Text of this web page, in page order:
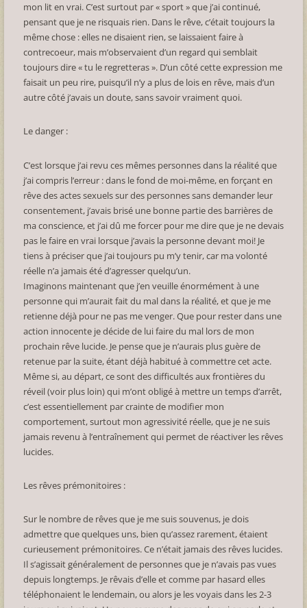
mon lit en vrai. C’est surtout par « sport » que j’ai continué,
pensant que je ne risquais rien. Dans le rêve, c’était toujours la
même chose : elles ne disaient rien, se laissaient faire à
contrecoeur, mais m’observaient d’un regard qui semblait
toujours dire « tu le regretteras ». D’un côté cette expression me
faisait un peu rire, puisqu’il n’y a plus de lois en rêve, mais d’un
autre côté j’avais un doute, sans savoir vraiment quoi.
Le danger :
C’est lorsque j’ai revu ces mêmes personnes dans la réalité que
j’ai compris l’erreur : dans le fond de moi-même, en forçant en
rêve des actes sexuels sur des personnes sans demander leur
consentement, j’avais brisé une bonne partie des barrières de
ma conscience, et j’ai dû me forcer pour me dire que je ne devais
pas le faire en vrai lorsque j’avais la personne devant moi! Je
tiens à préciser que j’ai toujours pu m’y tenir, car ma volonté
réelle n’a jamais été d’agresser quelqu’un.
Imaginons maintenant que j’en veuille énormément à une
personne qui m’aurait fait du mal dans la réalité, et que je me
retienne déjà pour ne pas me venger. Que pour rester dans une
action innocente je décide de lui faire du mal lors de mon
prochain rêve lucide. Je pense que je n’aurais plus guère de
retenue par la suite, étant déjà habitué à commettre cet acte.
Même si, au départ, ce sont des difficultés aux frontières du
réveil (voir plus loin) qui m’ont obligé à mettre un temps d’arrêt,
c’est essentiellement par crainte de modifier mon
comportement, surtout mon agressivité réelle, que je ne suis
jamais revenu à l’entraînement qui permet de réactiver les rêves
lucides.
Les rêves prémonitoires :
Sur le nombre de rêves que je me suis souvenus, je dois
admettre que quelques uns, bien qu’assez rarement, étaient
curieusement prémonitoires. Ce n’était jamais des rêves lucides.
Il s’agissait généralement de personnes que je n’avais pas vues
depuis longtemps. Je rêvais d’elle et comme par hasard elles
téléphonaient le lendemain, ou alors je les voyais dans les 2-3